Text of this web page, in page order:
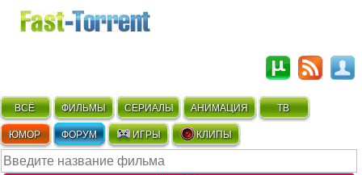
ВСЁ ФИЛЬМЫ СЕРИАЛЫ АНИМАЦИЯ ТВ
ЮМОР ФОРУМ ИГРЫ КЛИПЫ